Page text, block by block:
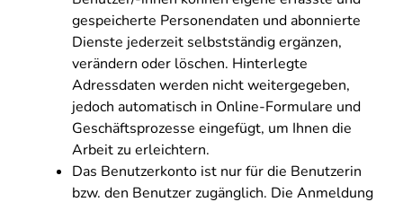
gespeicherte Personendaten und abonnierte
Dienste jederzeit selbstständig ergänzen,
verändern oder löschen. Hinterlegte
Adressdaten werden nicht weitergegeben,
jedoch automatisch in Online-Formulare und
Geschäftsprozesse eingefügt, um Ihnen die
Arbeit zu erleichtern.
Das Benutzerkonto ist nur für die Benutzerin
bzw. den Benutzer zugänglich. Die Anmeldung